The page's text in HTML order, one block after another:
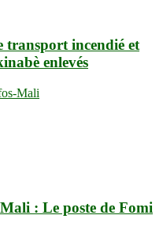
transport incendié et
enlevés
Mali
: Le poste de Fomi